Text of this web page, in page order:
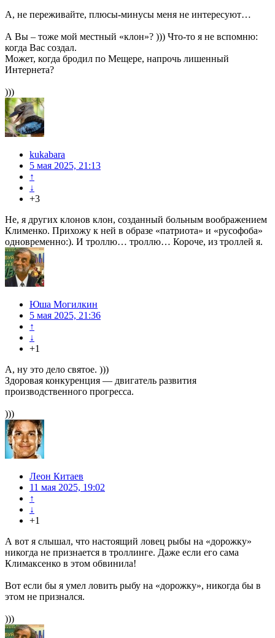
А, не переживайте, плюсы-минусы меня не интересуют…
А Вы – тоже мой местный «клон»? ))) Что-то я не вспомню:
когда Вас создал.
Может, когда бродил по Мещере, напрочь лишенный
Интернета?
)))
kukabara
5 мая 2025, 21:13
↑
↓
+3
Не, я других клонов клон, созданный больным воображением
Клименко. Прихожу к ней в образе «патриота» и «русофоба»
одновременно:). И троллю… троллю… Короче, из троллей я.
Юша Могилкин
5 мая 2025, 21:36
↑
↓
+1
А, ну это дело святое. )))
Здоровая конкуренция — двигатель развития
производственного прогресса.
)))
Леон Китаев
11 мая 2025, 19:02
↑
↓
+1
А вот я слышал, что настоящий ловец рыбы на «дорожку»
никогда не признается в троллинге. Даже если его сама
Климаксенко в этом обвинила!
Вот если бы я умел ловить рыбу на «дорожку», никогда бы в
этом не признался.
)))